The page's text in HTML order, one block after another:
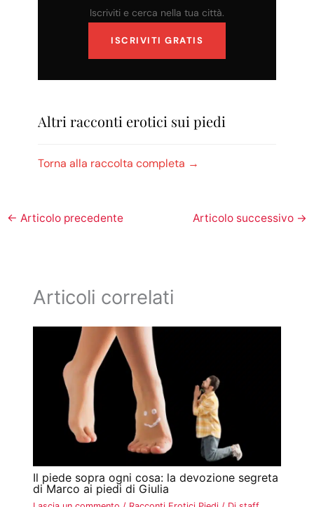
Iscriviti e cerca nella tua città.
ISCRIVITI GRATIS
Altri racconti erotici sui piedi
Torna alla raccolta completa →
← Articolo precedente Articolo successivo →
Articoli correlati
Il piede sopra ogni cosa: la devozione segreta
di Marco ai piedi di Giulia